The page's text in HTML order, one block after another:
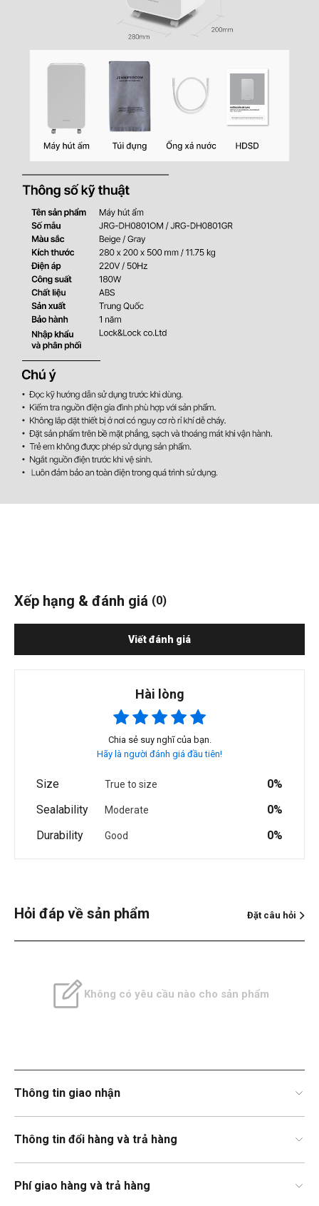
Xếp hạng & đánh giá (0)
Viết đánh giá
Hài lòng
Chia sẻ suy nghĩ của bạn.
Hãy là người đánh giá đầu tiên!
Size True to size
0%
Sealability
Moderate
0%
Durability
Good 0%
Hỏi đáp về sản phẩm Đặt câu hỏi
Không có yêu cầu nào cho sản phẩm
Thông tin giao nhận
Thông tin đổi hàng và trả hàng
Phí giao hàng và trả hàng